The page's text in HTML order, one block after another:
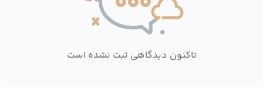
تاکنون دیدگاهی ثبت نشده است